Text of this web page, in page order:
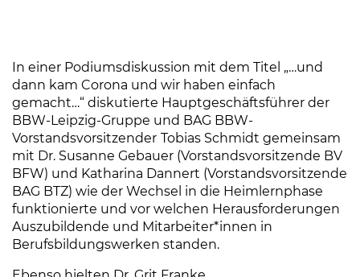
In einer Podiumsdiskussion mit dem Titel „…und
dann kam Corona und wir haben einfach
gemacht…“ diskutierte Hauptgeschäftsführer der
BBW-Leipzig-Gruppe und BAG BBW-
Vorstandsvorsitzender Tobias Schmidt gemeinsam
mit Dr. Susanne Gebauer (Vorstandsvorsitzende BV
BFW) und Katharina Dannert (Vorstandsvorsitzende
BAG BTZ) wie der Wechsel in die Heimlernphase
funktionierte und vor welchen Herausforderungen
Auszubildende und Mitarbeiter*innen in
Berufsbildungswerken standen.